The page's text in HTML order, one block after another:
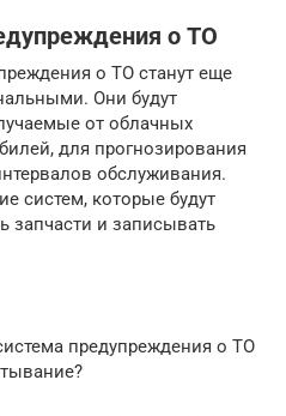
о ТО
о ТО станут еще
Они будут
от облачных
для прогнозирования
обслуживания.
систем, которые будут
запчасти и записывать
предупреждения о ТО